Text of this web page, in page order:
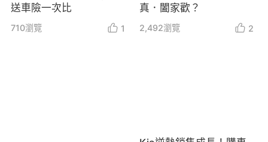
送車險一次比
710瀏覽 1
真．闔家歡？
2,492瀏覽 2